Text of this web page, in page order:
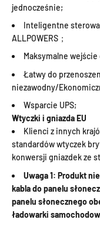
jednocześnie;
Inteligentne
ALLPOWERS；
Maksymalne wejście
Łatwy do
niezawodny/
Wsparcie UPS;
Wtyczki i gniazda EU
Klienci z innych
standardów wtyczek
konwersji gniazdek ze
Uwaga 1: Produkt
kabla do panelu
panelu słonecznego
ładowarki